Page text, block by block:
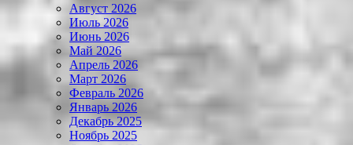
Август 2026
Июль 2026
Июнь 2026
Май 2026
Апрель 2026
Март 2026
Февраль 2026
Январь 2026
Декабрь 2025
Ноябрь 2025